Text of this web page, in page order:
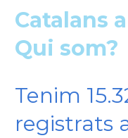
Catalans
Qui som?
Tenim
registrats